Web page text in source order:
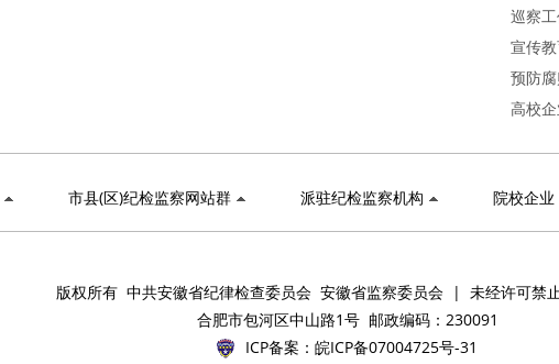
巡察
宣传
预防
高校
市县(区)纪检监察网站群 派驻纪检监察机构 院校企业
版权所有 中共安徽省纪律检查委员会 安徽省监察委员会 | 未经许可禁
合肥市包河区中山路1号 邮政编码：230091
ICP备案： 皖ICP备07004725号-31